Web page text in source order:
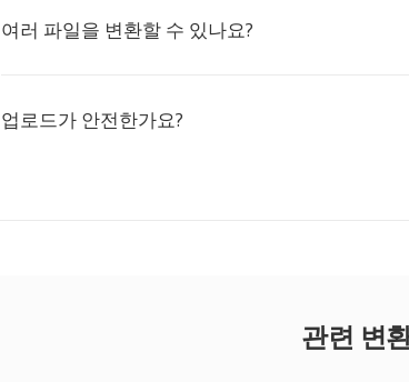
여러 파일을 변환할 수 있나요?
업로드가 안전한가요?
관련 변